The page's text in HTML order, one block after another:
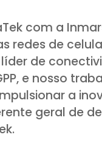
com a
redes de
de
e nosso
a
geral de